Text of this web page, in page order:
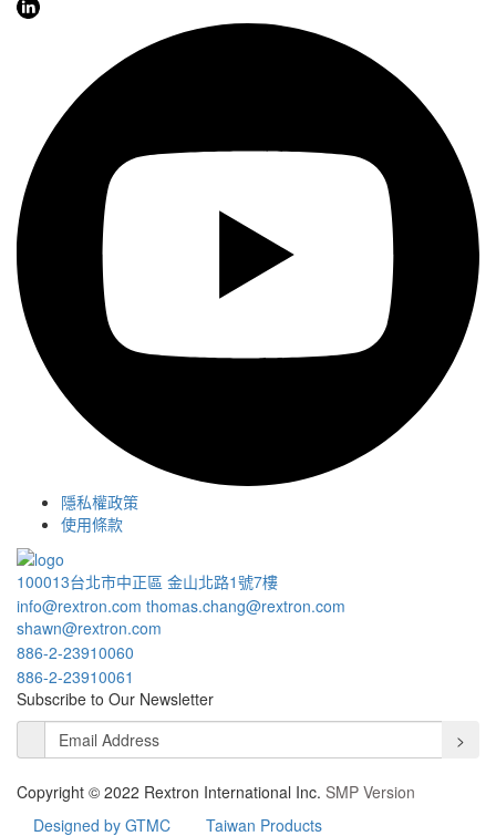
隱私權政策
使用條款
100013台北市中正區 金山北路1號7樓
info@rextron.com thomas.chang@rextron.com
shawn@rextron.com
886-2-23910060
886-2-23910061
Subscribe to Our Newsletter
>
Copyright © 2022 Rextron International Inc. SMP Version
Designed by GTMC
Taiwan Products